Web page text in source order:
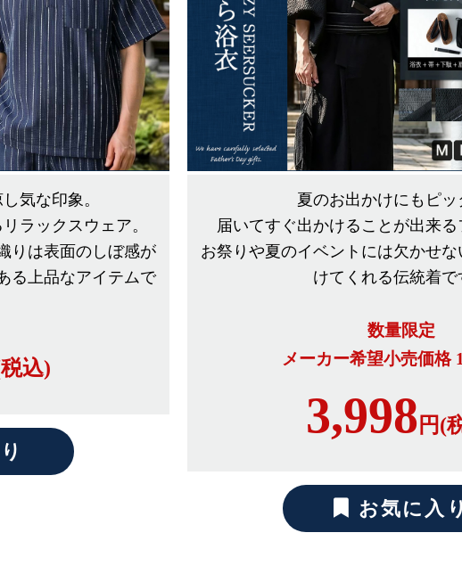
気な印象。
ラックスウェア。
りは表面のしぼ感が
る上品なアイテムで
込)
夏のお出かけにもピッ
届いてすぐ出かけることが出来る
お祭りや夏のイベントには欠かせ
けてくれる伝統着で
数量限定
メーカー希望小売価格
3,998 円(
お気に入り